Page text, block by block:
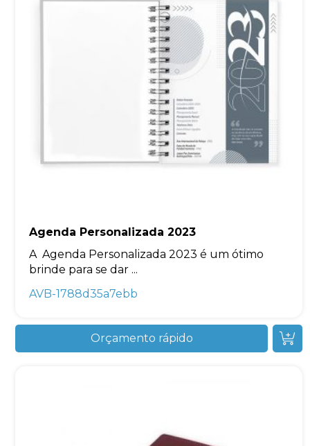
Agenda Personalizada 2023
A Agenda Personalizada 2023 é um ótimo
brinde para se dar ...
AVB-1788d35a7ebb
Orçamento rápido